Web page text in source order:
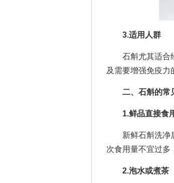
3.适用人群
石斛尤其适合经
及需要增强免疫力
二、石斛的常
1.鲜品直接食
新鲜石斛洗净后
次食用量不宜过多
2.泡水或煮茶